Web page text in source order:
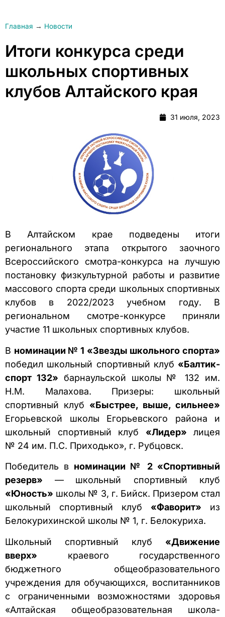
Главная → Новости
Итоги конкурса среди
школьных спортивных
клубов Алтайского края
31 июля, 2023
В Алтайском крае подведены итоги
регионального этапа открытого заочного
Всероссийского смотра-конкурса на лучшую
постановку физкультурной работы и развитие
массового спорта среди школьных спортивных
клубов в 2022/2023 учебном году. В
региональном смотре-конкурсе приняли
участие 11 школьных спортивных клубов.
В номинации № 1 «Звезды школьного спорта»
победил школьный спортивный клуб «Балтик-
спорт 132» барнаульской школы № 132 им.
Н.М. Малахова. Призеры: школьный
спортивный клуб «Быстрее, выше, сильнее»
Егорьевской школы Егорьевского района и
школьный спортивный клуб «Лидер» лицея
№ 24 им. П.С. Приходько», г. Рубцовск.
Победитель в номинации № 2 «Спортивный
резерв» —
школьный спортивный клуб
«Юность» школы № 3, г. Бийск. Призером стал
школьный спортивный клуб «Фаворит» из
Белокурихинской школы № 1, г. Белокуриха.
Школьный спортивный клуб «Движение
вверх» краевого государственного
бюджетного общеобразовательного
учреждения для обучающихся, воспитанников
с ограниченными возможностями здоровья
«Алтайская общеобразовательная школа-